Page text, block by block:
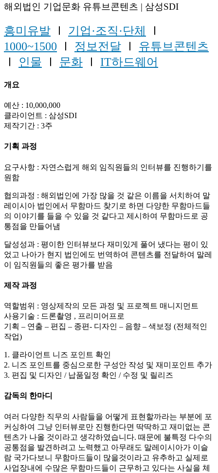
해외법인 기업문화 유튜브콘텐츠 | 삼성SDI
흥미유발 Ⅰ 기업·조직·단체
Ⅰ
1000~1500 Ⅰ 정보전달 Ⅰ 유튜브콘텐츠
Ⅰ 인물 Ⅰ 문화 Ⅰ IT하드웨어
개요
예산 : 10,000,000
클라이언트 : 삼성SDI
제작기간 : 3주
기획 과정
요구사항 : 자연스럽게 해외 임직원들의 인터뷰를 진행하기를
원함
협의과정 : 해외법인에 가장 많을 것 같은 이름을 서치하여 말
레이시아 법인에서 무함마드 찾기로 하면 다양한 무함마드들
의 이야기를 들을 수 있을 것 같다고 제시하여 무함마드로 공
통점을 만들어냄
달성성과 : 평이한 인터뷰보다 재미있게 풀어 냈다는 평이 있
었고 나아가 현지 법인에도 번역하여 콘텐츠를 전달하여 말레
이 임직원들의 좋은 평가를 받음
제작 과정
역할범위 : 영상제작의 모든 과정 및 프로젝트 매니지먼트
사용기술 : 드론촬영 , 프리미어프로
기획 – 연출 – 편집 – 종편- 디자인 – 음향 – 색보정 (전체적인
작업)
1. 클라이언트 니즈 포인트 확인
2. 니즈 포인트를 중심으로한 구성안 작성 및 재미포인트 추가
3. 편집 및 디자인 / 납품일정 확인 / 수정 및 릴리즈
감독의 한마디
여러 다양한 직무의 사람들을 어떻게 표현할까라는 부분에 포
커싱하여 그냥 인터뷰로만 진행한다면 딱딱하고 재미없는 콘
텐츠가 나올 것이라고 생각하였습니다. 때문에 불특정 다수의
공통점을 발견하려고 노력했고 아무래도 말레이시아가 이슬
람 국가다보니 무함마드들이 많을것이라고 유추하고 실제로
사업장내에 수많은 무함마드들이 근무하고 있다는 사실을 체